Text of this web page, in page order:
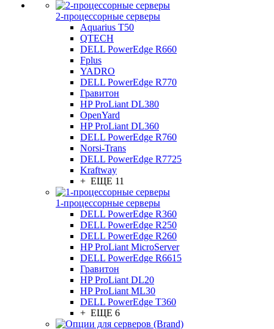
2-процессорные серверы
Aquarius T50
QTECH
DELL PowerEdge R660
Fplus
YADRO
DELL PowerEdge R770
Гравитон
HP ProLiant DL380
OpenYard
HP ProLiant DL360
DELL PowerEdge R760
Norsi-Trans
DELL PowerEdge R7725
Kraftway
+ ЕЩЕ 11
1-процессорные серверы
DELL PowerEdge R360
DELL PowerEdge R250
DELL PowerEdge R260
HP ProLiant MicroServer
DELL PowerEdge R6615
Гравитон
HP ProLiant DL20
HP ProLiant ML30
DELL PowerEdge T360
+ ЕЩЕ 6